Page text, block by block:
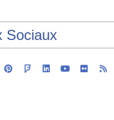
Sociaux